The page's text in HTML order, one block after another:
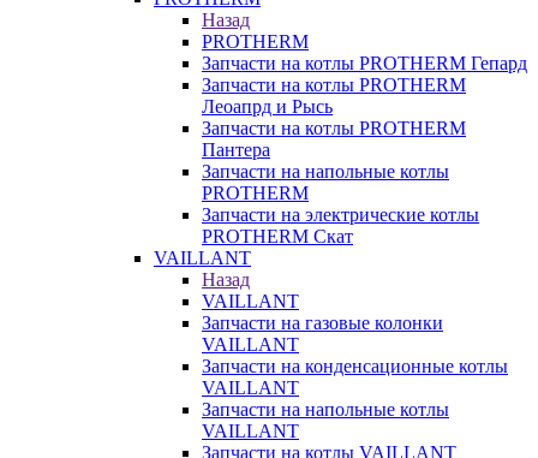
Назад
PROTHERM
Запчасти на котлы PROTHERM Гепард
Запчасти на котлы PROTHERM
Леоапрд и Рысь
Запчасти на котлы PROTHERM
Пантера
Запчасти на напольные котлы
PROTHERM
Запчасти на электрические котлы
PROTHERM Скат
VAILLANT
Назад
VAILLANT
Запчасти на газовые колонки
VAILLANT
Запчасти на конденсационные котлы
VAILLANT
Запчасти на напольные котлы
VAILLANT
Запчасти на котлы VAILLANT